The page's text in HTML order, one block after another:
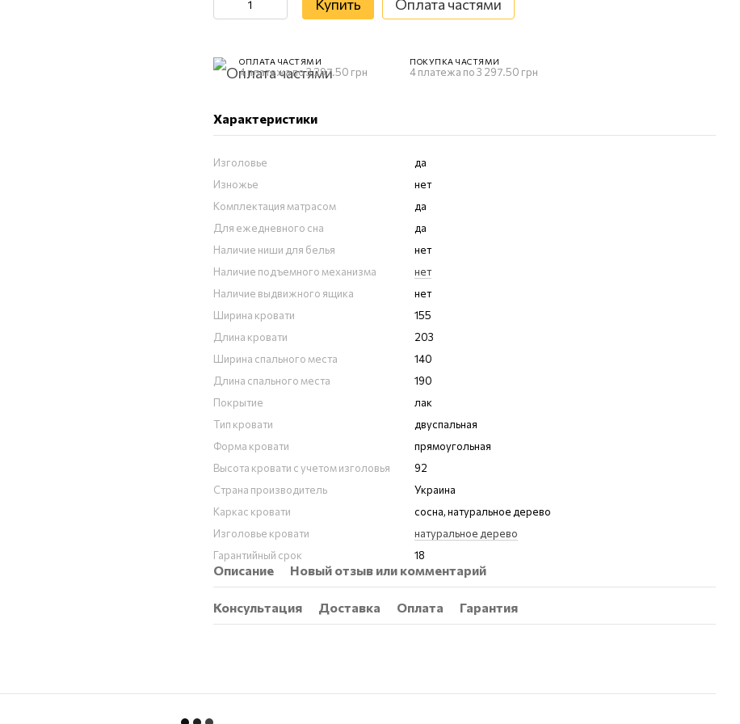
Купить Оплата частями
ОПЛАТА ЧАСТЯМИ
4 платежа по 3 297.50 грн
ПОКУПКА ЧАСТЯМИ
4 платежа по 3 297.50 грн
Характеристики
Изголовье
да
Изножье
нет
Комплектация матрасом
да
Для ежедневного сна
да
Наличие ниши для белья
нет
Наличие подъемного механизма
нет
Наличие выдвижного ящика
нет
Ширина кровати
155
Длина кровати
203
Ширина спального места
140
Длина спального места
190
Покрытие
лак
Тип кровати
двуспальная
Форма кровати
прямоугольная
Высота кровати с учетом изголовья
92
Страна производитель
Украина
Каркас кровати
сосна, натуральное дерево
Изголовье кровати
натуральное дерево
Гарантийный срок
18
Описание Новый отзыв или комментарий
Консультация Доставка Оплата Гарантия